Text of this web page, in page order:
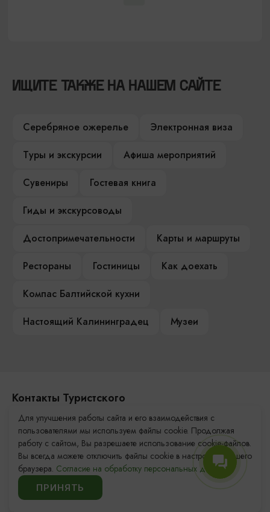
ИЩИТЕ ТАКЖЕ НА НАШЕМ САЙТЕ
Серебряное ожерелье
Электронная виза
Туры и экскурсии
Афиша мероприятий
Сувениры
Гостевая книга
Гиды и экскурсоводы
Достопримечательности
Карты и маршруты
Рестораны
Гостиницы
Как доехать
Компас Балтийской кухни
Настоящий Калининградец
Музеи
Контакты Туристского
информационного центра
+7 (4012) 555-200
8 (800) 200-55-39
info@visit-kaliningrad.ru
Для улучшения работы сайта и его взаимодействия с
пользователями мы используем файлы cookie. Продолжая
работу с сайтом, Вы разрешаете использование cookie-файлов.
Вы всегда можете отключить файлы cookie в настройках Вашего
браузера. Согласие на обработку персональных данных.
ПРИНЯТЬ